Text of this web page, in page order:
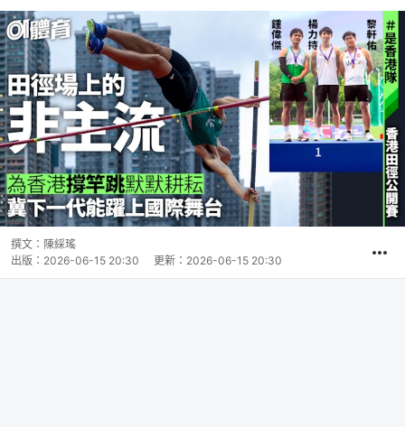
撰文： 陳綵瑤
出版： 2026-06-15 20:30 更新： 2026-06-15 20:30